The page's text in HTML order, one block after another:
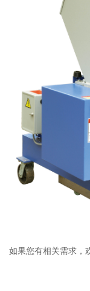
如果您有相关需求，